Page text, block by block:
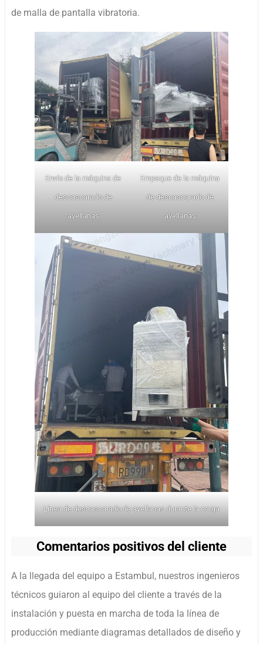
de malla de pantalla vibratoria.
Envío de la máquina de
descascarado de
avellanas
Empaque de la máquina
de descascarado de
avellanas
Línea de descascarado de avellanas durante la carga
Comentarios positivos del cliente
A la llegada del equipo a Estambul, nuestros ingenieros
técnicos guiaron al equipo del cliente a través de la
instalación y puesta en marcha de toda la línea de
producción mediante diagramas detallados de diseño y